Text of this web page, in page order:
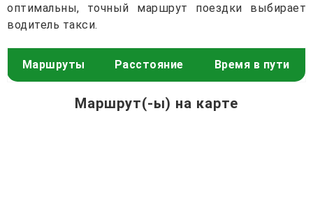
оптимальны, точный маршрут поездки выбирает
водитель такси.
Маршруты Расстояние Время в пути
Маршрут(-ы) на карте